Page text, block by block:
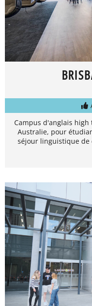
Campus d'anglais
Australie, pour
séjour linguistique de